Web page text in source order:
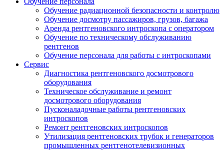
Обучение радиационной безопасности и контролю
Обучение досмотру пассажиров, грузов, багажа
Аренда рентгеновского интроскопа с оператором
Обучение по техническому обслуживанию
рентгенов
Обучение персонала для работы с интроскопами
Сервис
Диагностика рентгеновского досмотрового
оборудования
Техническое обслуживание и ремонт
досмотрового оборудования
Пусконаладочные работы рентгеновских
интроскопов
Ремонт рентгеновских интроскопов
Утилизация рентгеновских трубок и генераторов
промышленных рентгенотелевизионных